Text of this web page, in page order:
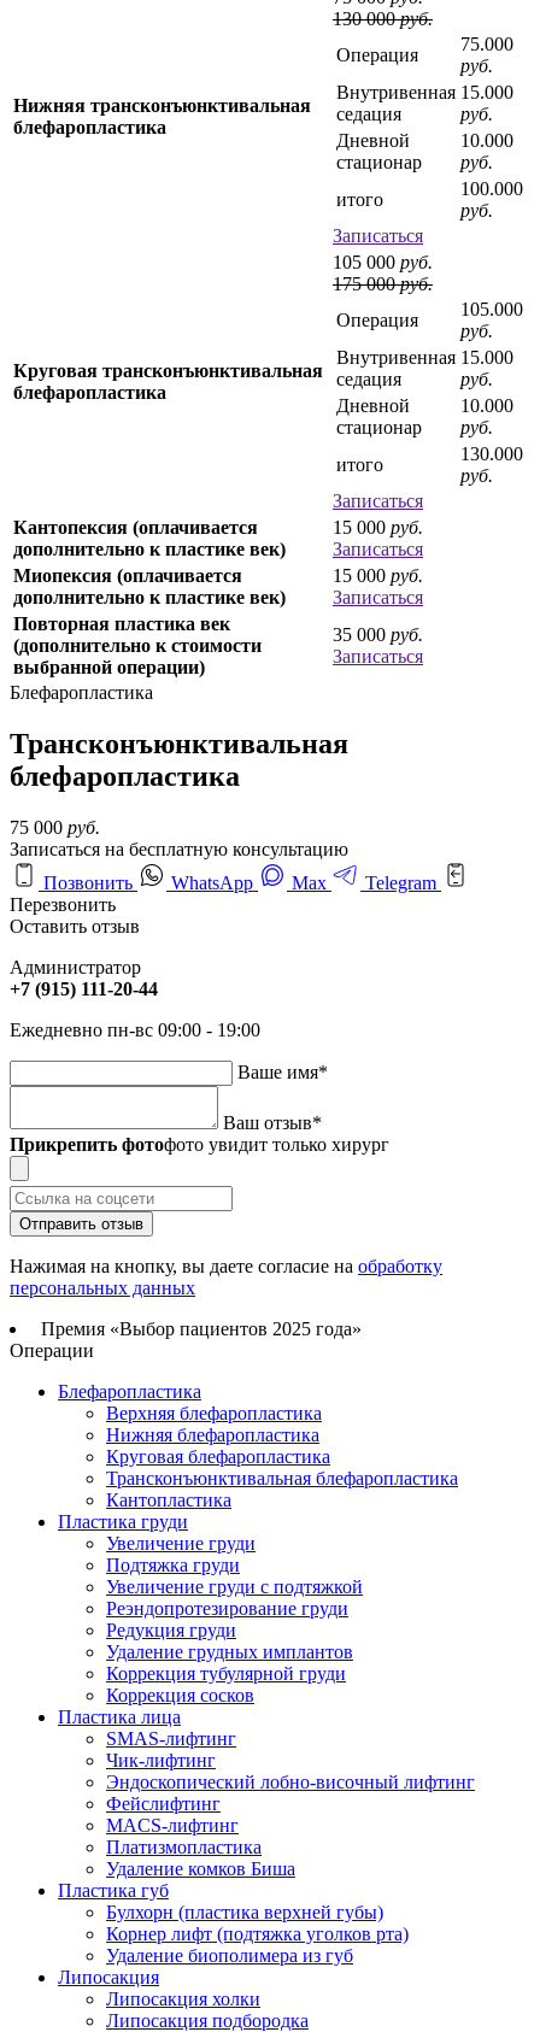
Нижняя трансконъюнктивальная
блефаропластика
130 000руб.
Операция
75.000
руб.
Внутривенная
седация
15.000
руб.
Дневной
стационар
10.000
руб.
итого
100.000
руб.
Записаться
Круговая трансконъюнктивальная
блефаропластика
105 000 руб.
175 000руб.
Операция
105.000
руб.
Внутривенная
седация
15.000
руб.
Дневной
стационар
10.000
руб.
итого
130.000
руб.
Записаться
Кантопексия (оплачивается
дополнительно к пластике век)
15 000 руб.
Записаться
Миопексия (оплачивается
дополнительно к пластике век)
15 000 руб.
Записаться
Повторная пластика век
(дополнительно к стоимости
выбранной операции)
35 000 руб.
Записаться
Блефаропластика
Трансконъюнктивальная
блефаропластика
75 000 руб.
Записаться на бесплатную консультацию
Позвонить
WhatsApp Max
Telegram
Перезвонить
Оставить отзыв
Администратор
+7 (915) 111-20-44
Ежедневно пн-вс 09:00 - 19:00
Ваше имя*
Ваш отзыв*
Прикрепить фотофото увидит только хирург
Отправить отзыв
Нажимая на кнопку, вы даете согласие на обработку
персональных данных
Премия «Выбор пациентов 2025 года»
Операции
Блефаропластика
Верхняя блефаропластика
Нижняя блефаропластика
Круговая блефаропластика
Трансконъюнктивальная блефаропластика
Кантопластика
Пластика груди
Увеличение груди
Подтяжка груди
Увеличение груди с подтяжкой
Реэндопротезирование груди
Редукция груди
Удаление грудных имплантов
Коррекция тубулярной груди
Коррекция сосков
Пластика лица
SMAS-лифтинг
Чик-лифтинг
Эндоскопический лобно-височный лифтинг
Фейслифтинг
MACS-лифтинг
Платизмопластика
Удаление комков Биша
Пластика губ
Булхорн (пластика верхней губы)
Корнер лифт (подтяжка уголков рта)
Удаление биополимера из губ
Липосакция
Липосакция холки
Липосакция подбородка